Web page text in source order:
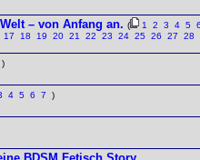
– von Anfang an. ( 1 2 3 4 5
17 18 19 20 21 22 23 24 25 26 27
28
)
4 5 6 7 )